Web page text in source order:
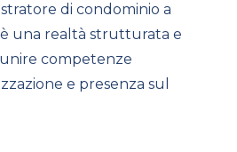
di condominio a
è una realtà strutturata e
competenze
e presenza sul